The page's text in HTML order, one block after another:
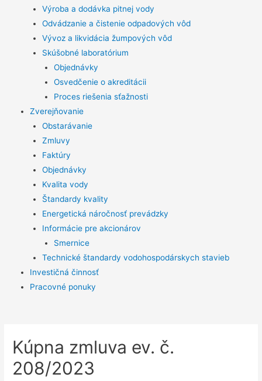
Výroba a dodávka pitnej vody
Odvádzanie a čistenie odpadových vôd
Vývoz a likvidácia žumpových vôd
Skúšobné laboratórium
Objednávky
Osvedčenie o akreditácii
Proces riešenia sťažnosti
Zverejňovanie
Obstarávanie
Zmluvy
Faktúry
Objednávky
Kvalita vody
Štandardy kvality
Energetická náročnosť prevádzky
Informácie pre akcionárov
Smernice
Technické štandardy vodohospodárskych stavieb
Investičná činnosť
Pracovné ponuky
Kúpna zmluva ev. č.
208/2023